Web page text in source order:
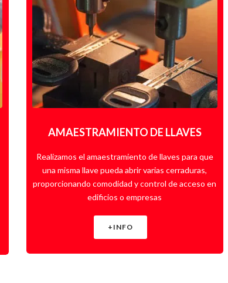
AMAESTRAMIENTO DE LLAVES
Realizamos el amaestramiento de llaves para que
una misma llave pueda abrir varias cerraduras,
proporcionando comodidad y control de acceso en
edificios o empresas
+INFO